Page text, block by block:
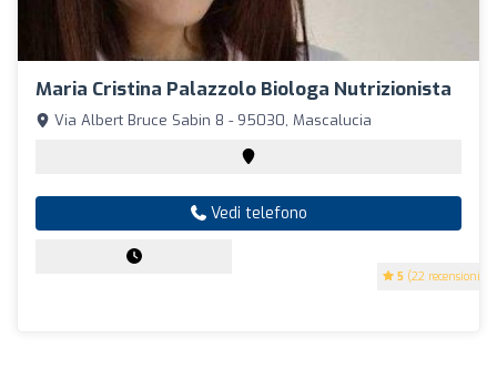
Maria Cristina Palazzolo Biologa Nutrizionista
5 (22 recensioni)
Via Albert Bruce Sabin 8 - 95030, Mascalucia
Vedi telefono